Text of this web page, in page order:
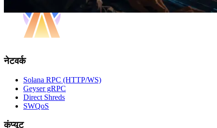
नेटवर्क
Solana RPC (HTTP/WS)
Geyser gRPC
Direct Shreds
SWQoS
कंप्यूट